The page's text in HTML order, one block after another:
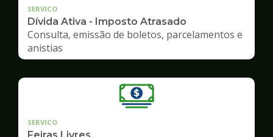
SERVICO
Dívida Ativa - Imposto Atrasado
Consulta, emissão de boletos, parcelamentos e
anistias
SERVICO